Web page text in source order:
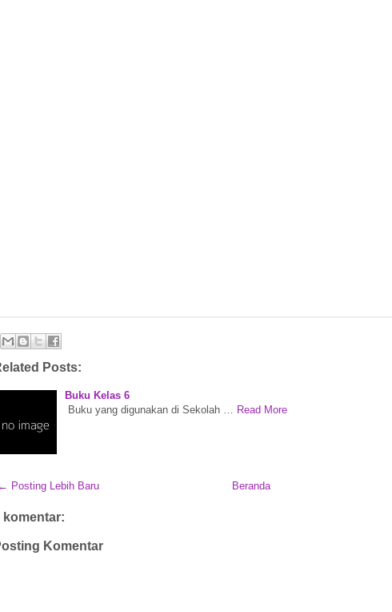
Posts:
Buku Kelas 6
Buku yang digunakan di Sekolah …
Read More
← Posting Lebih Baru Beranda
komentar:
Komentar